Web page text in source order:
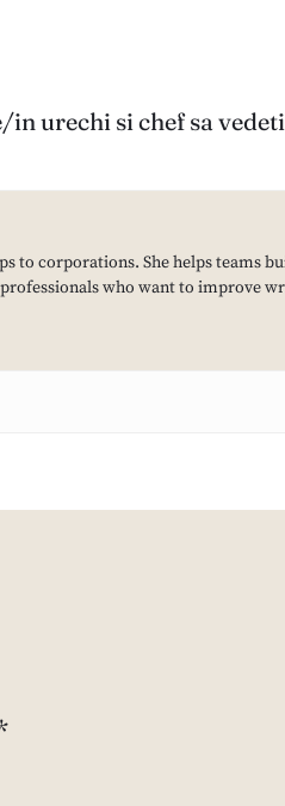
urechi si chef sa
to corporations. She helps teams
who want to improve